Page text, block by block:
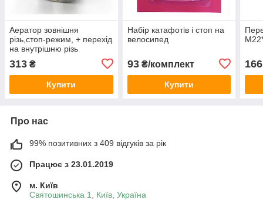
Аератор зовнішня
різь,стоп-режим, + перехід
на внутрішню різь
313 ₴
Купити
Набір катафотів і стоп на
велосипед
93₴/комплект
Купити
166
Про нас
99% позитивних з 409 відгуків за рік
Працює з 23.01.2019
м. Київ
Святошинська 1, Київ, Україна